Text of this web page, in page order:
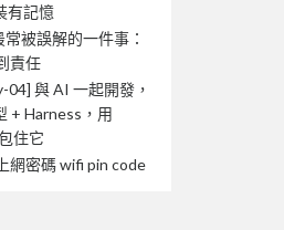
有記憶
被誤解的一件事：
責任
與 AI 一起開發，
+ Harness，用
住它
網密碼 wifi pin code